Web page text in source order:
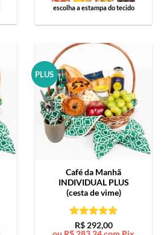
escolha a estampa do tecido
PLUS
Café da Manhã
INDIVIDUAL PLUS
(cesta de vime)
Avaliação5
R$292,00